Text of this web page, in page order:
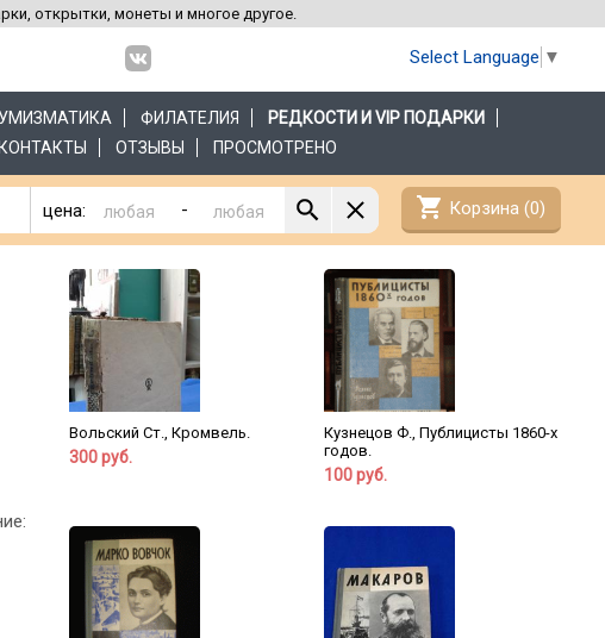
открытки, монеты и многое другое.
Select Language ▼
ФИЛАТЕЛИЯ
РЕДКОСТИ И VIP ПОДАРКИ
КОНТАКТЫ ОТЗЫВЫ ПРОСМОТРЕНО
цена: - shopping_cart Корзина (0)
Вольский Ст., Кромвель.
300 руб.
Кузнецов Ф., Публицисты 1860-х
годов.
100 руб.